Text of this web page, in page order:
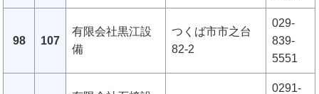
98 107
有限会社黒江設
備
つくば市市之台
82-2
029-
839-
5551
0291-